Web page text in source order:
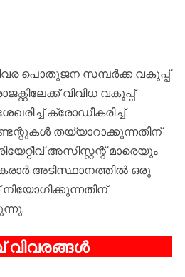
പൊതുജന സമ്പർക്ക വകുപ്പ്
വിവിധ വകുപ്പ്
ക്രോഡീകരിച്ച്
തയ്യാറാക്കുന്നതിന്
അസിസ്റ്റന്റ് മാരെയും
അടിസ്ഥാനത്തിൽ ഒരു
വിവരങ്ങൾ